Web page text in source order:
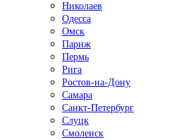
Николаев
Одесса
Омск
Париж
Пермь
Рига
Ростов-на-Дону
Самара
Санкт-Петербург
Слуцк
Смоленск